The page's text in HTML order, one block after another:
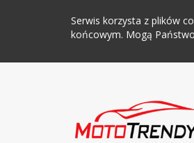
Serwis korzysta z plików
końcowym. Mogą